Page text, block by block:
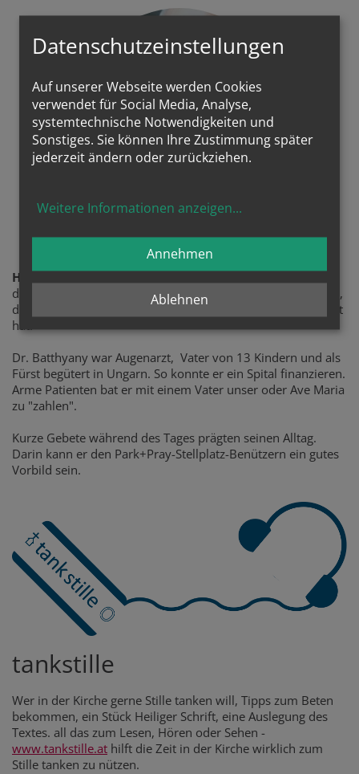
Sel. Ladislaus Batthyany
Himmlischer Patron
des Projektes ist der sel. Ladislaus Batthyany, frommer Arzt,
der gerne mit seinem Auto fuhr und es auch selber repariert
hat.
Dr. Batthyany war Augenarzt, Vater von 13 Kindern und als
Fürst begütert in Ungarn. So konnte er ein Spital finanzieren.
Arme Patienten bat er mit einem Vater unser oder Ave Maria
zu "zahlen".
Kurze Gebete während des Tages prägten seinen Alltag.
Darin kann er den Park+Pray-Stellplatz-Benützern ein gutes
Vorbild sein.
tankstille
Wer in der Kirche gerne Stille tanken will, Tipps zum Beten
bekommen, ein Stück Heiliger Schrift, eine Auslegung des
Textes. all das zum Lesen, Hören oder Sehen -
www.tankstille.at hilft die Zeit in der Kirche wirklich zum
Stille tanken zu nützen.
Datenschutzeinstellungen
Auf unserer Webseite werden Cookies
verwendet für Social Media, Analyse,
systemtechnische Notwendigkeiten und
Sonstiges. Sie können Ihre Zustimmung später
jederzeit ändern oder zurückziehen.
Weitere Informationen anzeigen...
Ablehnen
Annehmen